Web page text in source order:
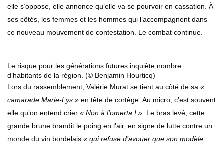
elle s’oppose, elle annonce qu’elle va se pourvoir en cassation. À
ses côtés, les femmes et les hommes qui l’accompagnent dans
ce nouveau mouvement de contestation. Le combat continue.
Le risque pour les générations futures inquiète nombre
d’habitants de la région. (© Benjamin Hourticq)
Lors du rassemblement, Valérie Murat se tient au côté de sa «
camarade Marie-Lys » en tête de cortège. Au micro, c’est souvent
elle qu’on entend crier « Non à l’omerta ! » . Le bras levé, cette
grande brune brandit le poing en l’air, en signe de lutte contre un
monde du vin bordelais « qui refuse d’avouer que son modèle